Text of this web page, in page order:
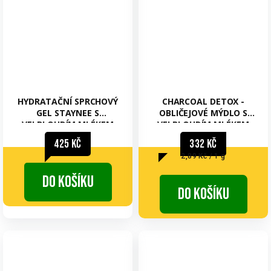
HYDRATAČNÍ SPRCHOVÝ
GEL STAYNEE S
VELBLOUDÍM MLÉKEM
425 Kč
Do košíku
CHARCOAL DETOX -
OBLIČEJOVÉ MÝDLO S
VELBLOUDÍM MLÉKEM
NA AKNÉ
332 Kč
Měrná
2,89 Kč / 1 g
Do košíku